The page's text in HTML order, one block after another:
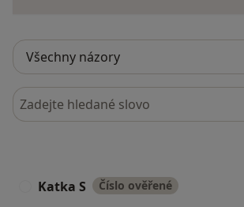
Hledejte v názorech
Katka S Číslo ověřené